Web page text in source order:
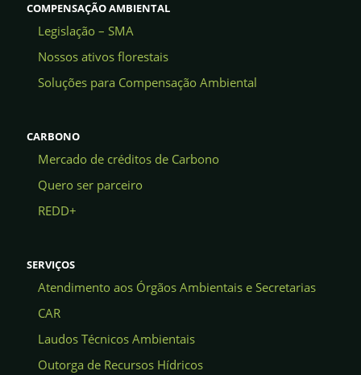
COMPENSAÇÃO AMBIENTAL
Legislação – SMA
Nossos ativos florestais
Soluções para Compensação Ambiental
CARBONO
Mercado de créditos de Carbono
Quero ser parceiro
REDD+
SERVIÇOS
Atendimento aos Órgãos Ambientais e Secretarias
CAR
Laudos Técnicos Ambientais
Outorga de Recursos Hídricos